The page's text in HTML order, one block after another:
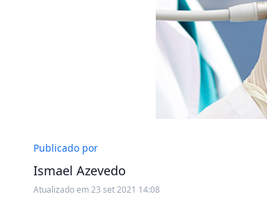
Publicado por
Ismael Azevedo
Atualizado em 23 set 2021 14:08